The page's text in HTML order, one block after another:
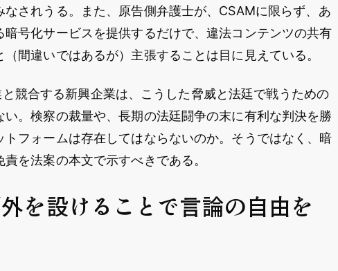
なされうる。また、原告側弁護士が、CSAMに限らず、あ
暗号化サービスを提供するだけで、違法コンテンツの共有
間違いではあるが）主張することは目に見えている。
競合する新興企業は、こうした脅威と法廷で戦うための
い。検察の裁量や、長期の法廷闘争の末に有利な判決を勝
フォームは存在してはならないのか。そうではなく、暗
を法案の本文で示すべきである。
を設けることで言論の自由を